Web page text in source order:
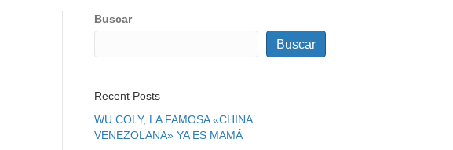
Buscar
Buscar
Recent Posts
WU COLY, LA FAMOSA «CHINA
VENEZOLANA» YA ES MAMÁ